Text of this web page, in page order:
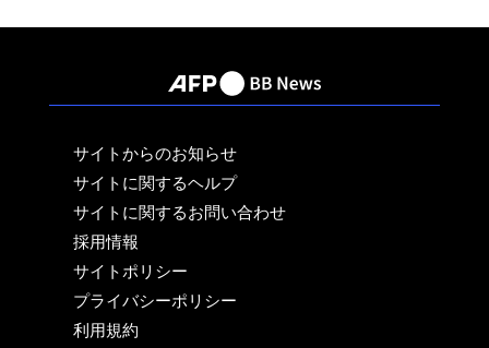
サイトからのお知らせ
サイトに関するヘルプ
サイトに関するお問い合わせ
採用情報
サイトポリシー
プライバシーポリシー
利用規約